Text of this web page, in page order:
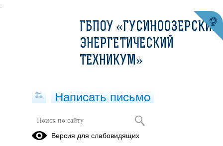
.
Английский язык
ГБПОУ «ГУСИНООЗЕРСКИЙ
ЭНЕРГЕТИЧЕСКИЙ
ТЕХНИКУМ»
Написать письмо
Версия для слабовидящих